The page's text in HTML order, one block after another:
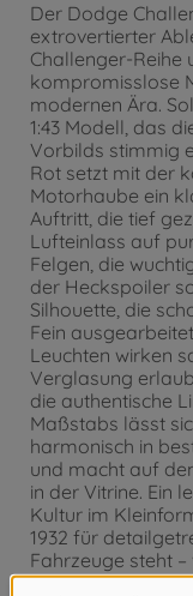
Der Dodge
extrovertierter
Challenger-Reihe
kompromisslose
modernen Ära.
1:43 Modell, das
Vorbilds stimmig
Rot setzt mit der
Motorhaube ein
Auftritt, die tief
Lufteinlass auf
Felgen, die
der Heckspoiler
Silhouette, die
Fein
Leuchten wirken
Verglasung
die authentische
Maßstabs lässt
harmonisch in
und macht auf
in der Vitrine. Ein
Kultur im
1932 für
Fahrzeuge steht
Sportwagen.